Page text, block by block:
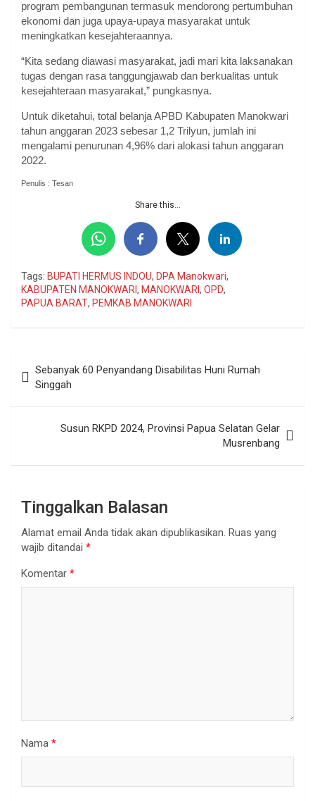
program pembangunan termasuk mendorong pertumbuhan
ekonomi dan juga upaya-upaya masyarakat untuk
meningkatkan kesejahteraannya.
“Kita sedang diawasi masyarakat, jadi mari kita laksanakan
tugas dengan rasa tanggungjawab dan berkualitas untuk
kesejahteraan masyarakat,” pungkasnya.
Untuk diketahui, total belanja APBD Kabupaten Manokwari
tahun anggaran 2023 sebesar 1,2 Trilyun, jumlah ini
mengalami penurunan 4,96% dari alokasi tahun anggaran
2022.
Penulis : Tesan
Share this...
Tags: BUPATI HERMUS INDOU, DPA Manokwari,
KABUPATEN MANOKWARI, MANOKWARI, OPD,
PAPUA BARAT, PEMKAB MANOKWARI
pos
Sebanyak 60 Penyandang Disabilitas Huni Rumah
Singgah
Susun RKPD 2024, Provinsi Papua Selatan Gelar
Musrenbang
Tinggalkan Balasan
Alamat email Anda tidak akan dipublikasikan. Ruas yang
wajib ditandai *
Komentar *
Nama *